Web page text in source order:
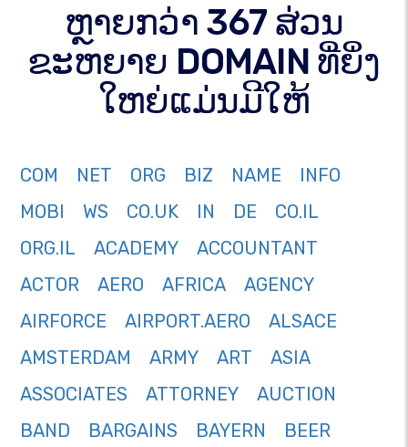
ຫຼາຍກວ່າ 367 ສ່ວນ
ຂະຫຍາຍ DOMAIN ທີ່ຍິ່ງ
ໃຫຍ່ແມ່ນມີໃຫ້
COM NET ORG BIZ NAME
INFO
MOBI
WS CO.UK IN DE
CO.IL
ORG.IL
ACADEMY
ACCOUNTANT
ACTOR
AERO AFRICA
AGENCY
AIRFORCE
AIRPORT.AERO
ALSACE
AMSTERDAM
ARMY ART
ASIA
ASSOCIATES
ATTORNEY
AUCTION
BAND
BARGAINS BAYERN
BEER